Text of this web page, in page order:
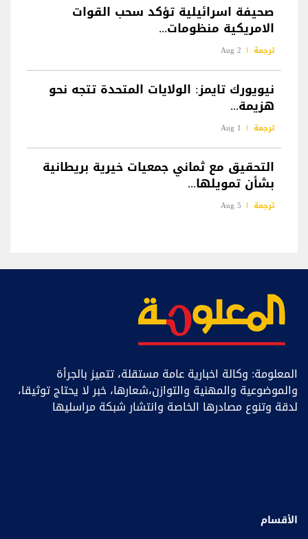
صحيفة اسرائيلية تؤكد سحب القوات
الامريكية منظومات...
ترجمة 2 Aug
نيويورك تايمز: الولايات المتحدة تتجه نحو
هزيمة...
ترجمة 1 Aug
التحقيق مع ثماني جمعيات خيرية بريطانية
بشأن تمويلها...
ترجمة 5 Aug
المعلومة: وكالة اخبارية عامة مستقلة، تتميز بالجرأة
والموضوعية والمهنية والتوازن،شعارها، خبر ﻻ يحتاج توثيقا،
لدقة وتنوع مصادرها الخاصة وانتشار شبكة مراسليها
الأقسام